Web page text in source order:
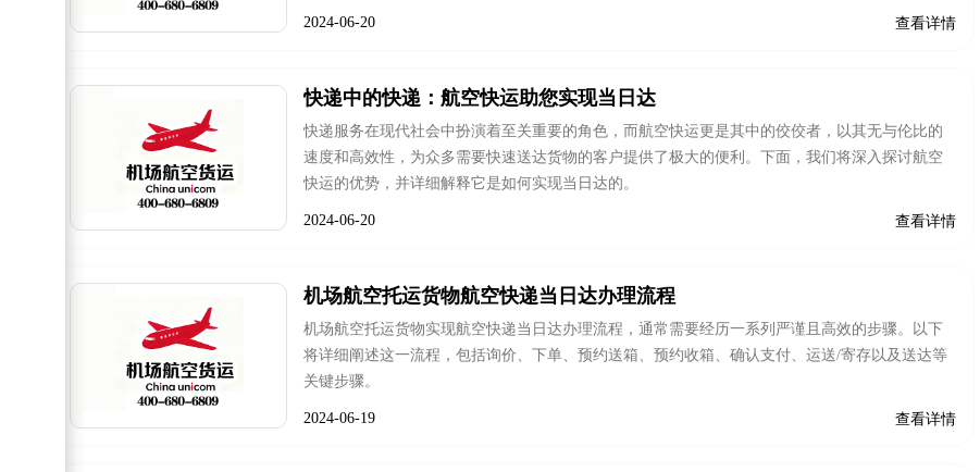
2024-06-20 查看详情
快递中的快递：航空快运助您实现当日达
快递服务在现代社会中扮演着至关重要的角色，而航空快运更是其中的佼佼者，以其无与伦比的
速度和高效性，为众多需要快速送达货物的客户提供了极大的便利。下面，我们将深入探讨航空
快运的优势，并详细解释它是如何实现当日达的。
2024-06-20 查看详情
机场航空托运货物航空快递当日达办理流程
机场航空托运货物实现航空快递当日达办理流程，通常需要经历一系列严谨且高效的步骤。以下
将详细阐述这一流程，包括询价、下单、预约送箱、预约收箱、确认支付、运送/寄存以及送达等
关键步骤。
2024-06-19 查看详情